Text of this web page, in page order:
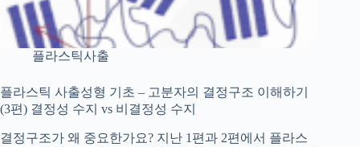
플라스틱사출
플라스틱 사출성형 기초 – 고분자의 결정구조 이해하기
(3편) 결정성 수지 vs 비결정성 수지
결정구조가 왜 중요한가요? 지난 1편과 2편에서 플라스